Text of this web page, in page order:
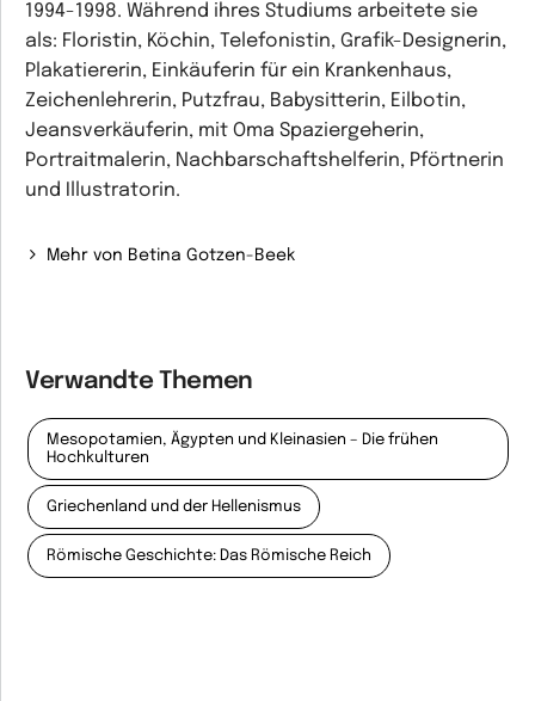
1994-1998. Während ihres Studiums arbeitete sie
als: Floristin, Köchin, Telefonistin, Grafik-Designerin,
Plakatiererin, Einkäuferin für ein Krankenhaus,
Zeichenlehrerin, Putzfrau, Babysitterin, Eilbotin,
Jeansverkäuferin, mit Oma Spaziergeherin,
Portraitmalerin, Nachbarschaftshelferin, Pförtnerin
und Illustratorin.
Mehr von Betina Gotzen-Beek
Verwandte Themen
Mesopotamien, Ägypten und Kleinasien – Die frühen
Hochkulturen
Griechenland und der Hellenismus
Römische Geschichte: Das Römische Reich